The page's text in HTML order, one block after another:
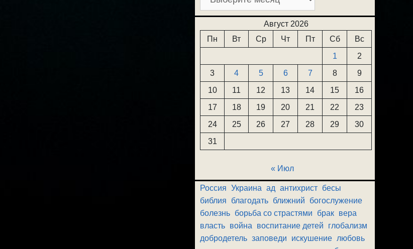
Август 2026
Пн
Вт Ср Чт Пт Сб
Вс
1
2
3
4 5 6 7 8
9
10
11 12 13 14 15
16
17
18 19 20 21 22
23
24
25 26 27 28 29
30
31
« Июл
Россия Украина ад антихрист бесы
библия
благодать ближний
богослужение
болезнь борьба со страстями брак вера
власть война воспитание детей
глобализм
добродетель заповеди искушение любовь